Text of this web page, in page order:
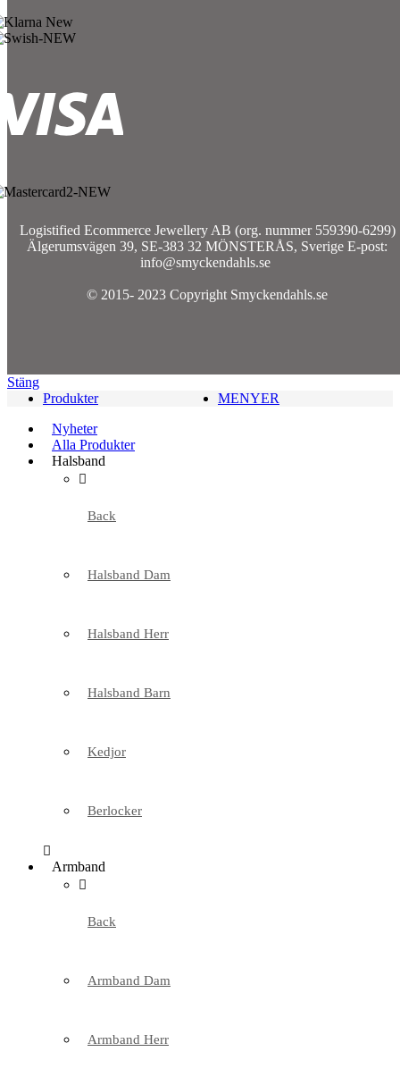
Logistified Ecommerce Jewellery AB (org. nummer 559390-6299)
Älgerumsvägen 39, SE-383 32 MÖNSTERÅS, Sverige E-post:
info@smyckendahls.se
© 2015- 2023 Copyright Smyckendahls.se
Stäng
MENYER
Produkter
Nyheter
Alla Produkter
Halsband
Back
Halsband Dam
Halsband Herr
Halsband Barn
Kedjor
Berlocker
Armband
Back
Armband Dam
Armband Herr